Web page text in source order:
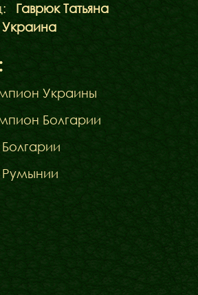
Гаврюк Татьяна
Украина
Украины
Болгарии